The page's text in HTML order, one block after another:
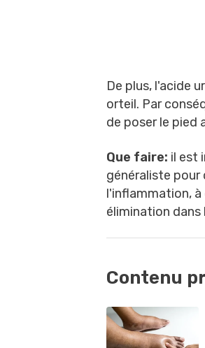
De plus, l'acide
orteil. Par
de poser le pied
Que faire: il est
généraliste
l'inflammation, à
élimination dans